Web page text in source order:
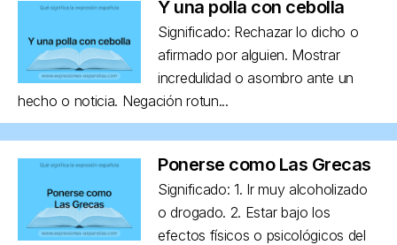
Y una polla con cebolla
Significado: Rechazar lo dicho o
afirmado por alguien. Mostrar
incredulidad o asombro ante un
hecho o noticia. Negación rotun...
Ponerse como Las Grecas
Significado: 1. Ir muy alcoholizado
o drogado. 2. Estar bajo los
efectos físicos o psicológicos del